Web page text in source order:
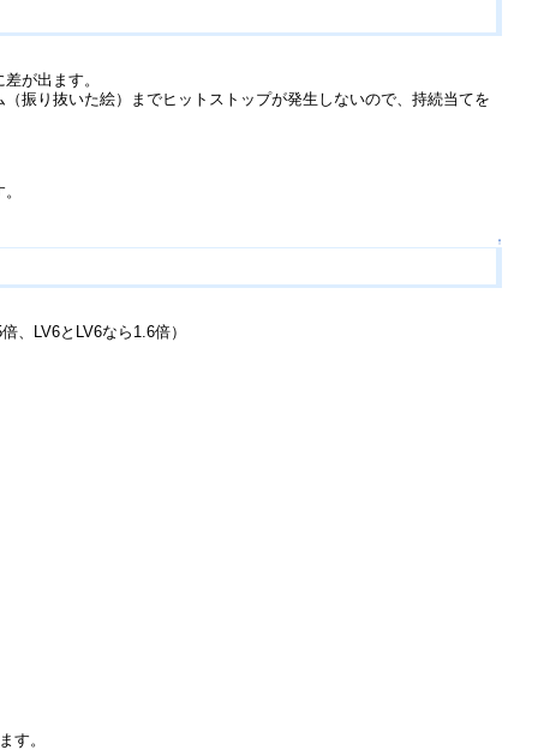
が出ます。
振り抜いた絵）までヒットストップが発生しないので、持続当てを
↑
、LV6とLV6なら1.6倍）
す。